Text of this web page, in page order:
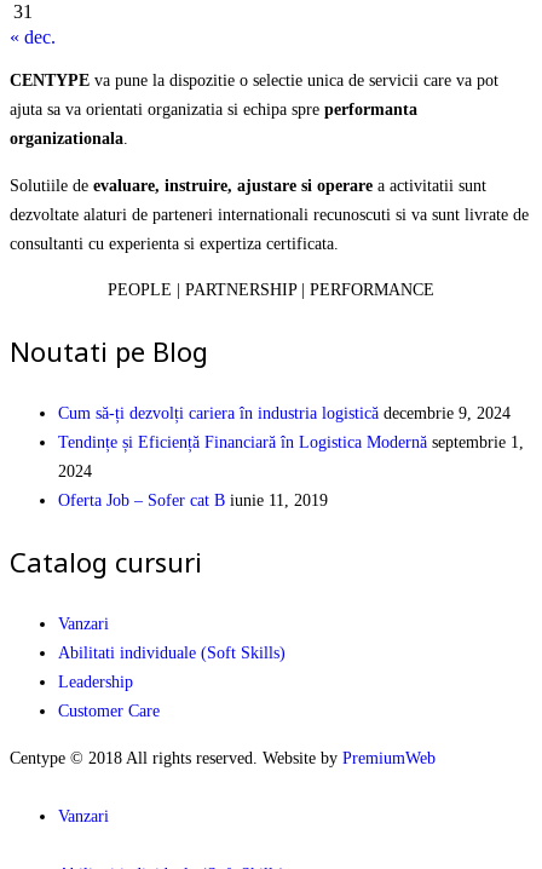
31
« dec.
CENTYPE va pune la dispozitie o selectie unica de servicii care va pot
ajuta sa va orientati organizatia si echipa spre performanta
organizationala.
Solutiile de evaluare, instruire, ajustare si operare a activitatii sunt
dezvoltate alaturi de parteneri internationali recunoscuti si va sunt livrate de
consultanti cu experienta si expertiza certificata.
PEOPLE | PARTNERSHIP | PERFORMANCE
Noutati pe Blog
Cum să-ți dezvolți cariera în industria logistică decembrie 9, 2024
Tendințe și Eficiență Financiară în Logistica Modernă septembrie 1,
2024
Oferta Job – Sofer cat B iunie 11, 2019
Catalog cursuri
Vanzari
Abilitati individuale (Soft Skills)
Leadership
Customer Care
Centype © 2018 All rights reserved. Website by PremiumWeb
Vanzari